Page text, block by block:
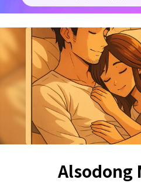
初回30日間無料お試し
Alsodong